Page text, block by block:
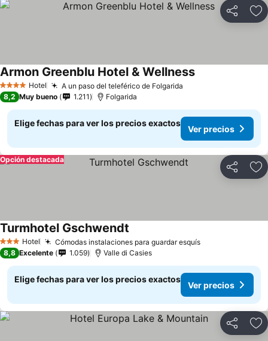
Compartir
4 EstrellasHotel A un paso del teleférico de Folgarida
Armon Greenblu Hotel & Wellness
8,2 Muy bueno 1.211 Folgarida
Elige fechas para ver los precios exactos
Ver precios
Compartir
Opción destacada
3 Estrellas
Hotel Cómodas instalaciones para guardar esquís
Turmhotel Gschwendt
8,8 Excelente 1.059 Valle di Casies
Elige fechas para ver los precios exactos
Ver precios
Compartir